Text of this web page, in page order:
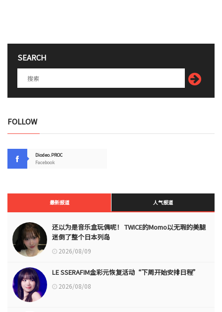
SEARCH
FOLLOW
Diodeo.PROC
Facebook
最新报道 人气报道
还以为是音乐盒玩偶呢！ TWICE的Momo以无瑕的美腿
迷倒了整个日本列岛
2026/08/09
LE SSERAFIM金彩元恢复活动“下周开始安排日程”
2026/08/08